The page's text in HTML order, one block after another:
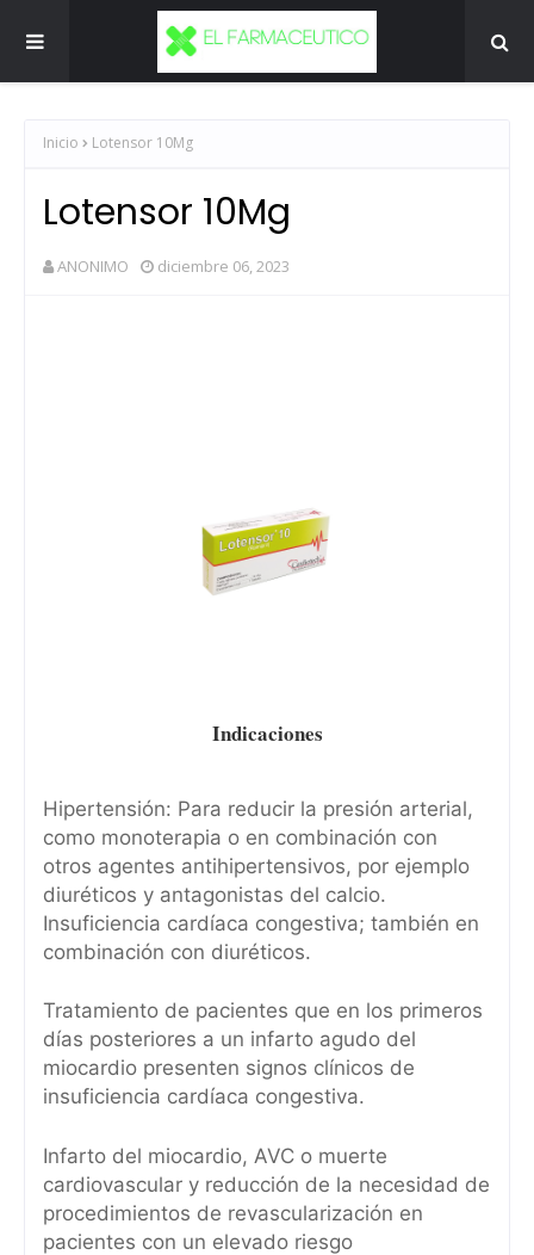
Inicio Lotensor 10Mg
Lotensor 10Mg
ANONIMO diciembre 06, 2023
Indicaciones
Hipertensión: Para reducir la presión arterial,
como monoterapia o en combinación con
otros agentes antihipertensivos, por ejemplo
diuréticos y antagonistas del calcio.
Insuficiencia cardíaca congestiva; también en
combinación con diuréticos.
Tratamiento de pacientes que en los primeros
días posteriores a un infarto agudo del
miocardio presenten signos clínicos de
insuficiencia cardíaca congestiva.
Infarto del miocardio, AVC o muerte
cardiovascular y reducción de la necesidad de
procedimientos de revascularización en
pacientes con un elevado riesgo